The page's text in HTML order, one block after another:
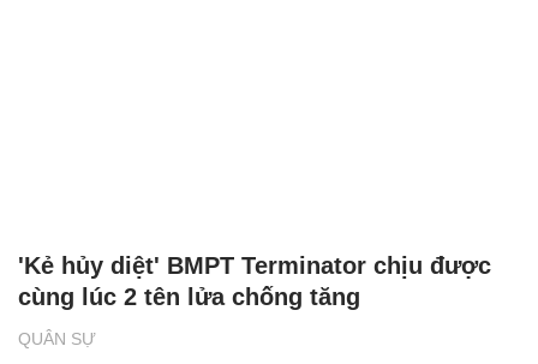
QUÂN SỰ
'Kẻ hủy diệt' BMPT Terminator chịu được
cùng lúc 2 tên lửa chống tăng